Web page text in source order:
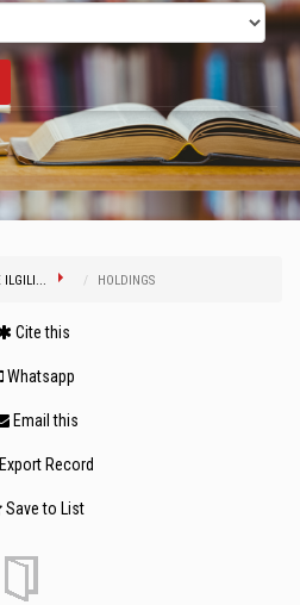
ILGILI... HOLDINGS
Cite this
Whatsapp
Email this
Record
Save to List